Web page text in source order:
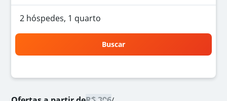
2 hóspedes, 1 quarto
Buscar